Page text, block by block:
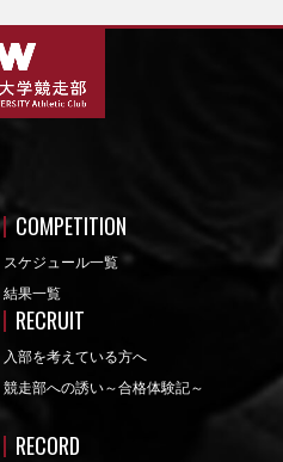
COMPETITION
スケジュール一覧
結果一覧
RECRUIT
入部を考えている方へ
競走部への誘い～合格体験記～
RECORD